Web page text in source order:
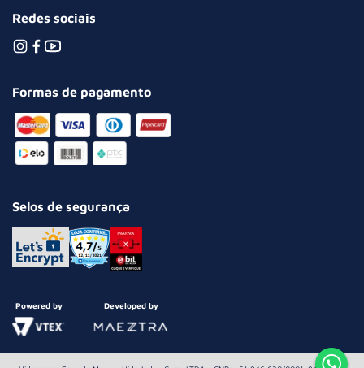
Redes sociais
Formas de pagamento
Selos de segurança
Powered by Developed by